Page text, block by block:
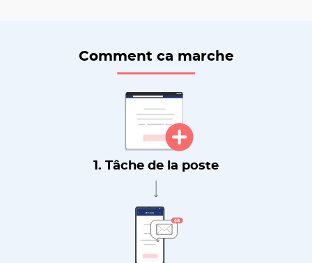
Comment ca marche
1. Tâche de la poste